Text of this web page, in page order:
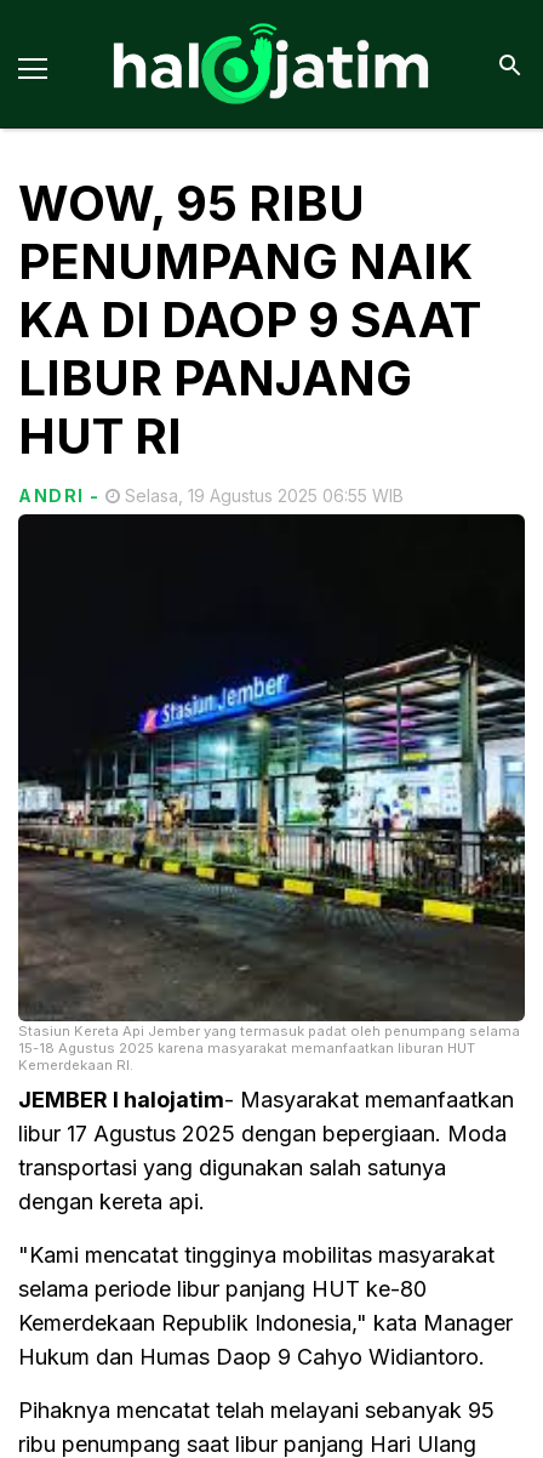
WOW, 95 RIBU
PENUMPANG NAIK
KA DI DAOP 9 SAAT
LIBUR PANJANG
HUT RI
ANDRI - Selasa, 19 Agustus 2025 06:55 WIB
Stasiun Kereta Api Jember yang termasuk padat oleh penumpang selama
15-18 Agustus 2025 karena masyarakat memanfaatkan liburan HUT
Kemerdekaan RI.
JEMBER I halojatim- Masyarakat memanfaatkan
libur 17 Agustus 2025 dengan bepergiaan. Moda
transportasi yang digunakan salah satunya
dengan kereta api.
"Kami mencatat tingginya mobilitas masyarakat
selama periode libur panjang HUT ke-80
Kemerdekaan Republik Indonesia," kata Manager
Hukum dan Humas Daop 9 Cahyo Widiantoro.
Pihaknya mencatat telah melayani sebanyak 95
ribu penumpang saat libur panjang Hari Ulang